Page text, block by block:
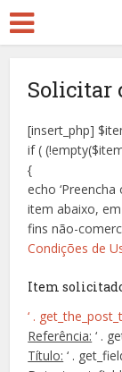
Solicitar
[insert_php]
if (
{
echo
item abaixo,
fins não-
Condições de
Item
‘ .
Referência: ‘ .
Título: ‘ .